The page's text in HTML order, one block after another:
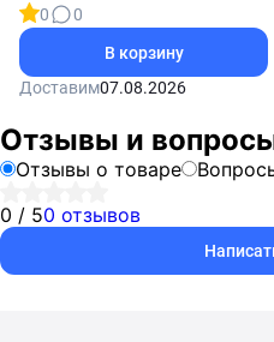
0
0
В корзину
Доставим07.08.2026
Отзывы и
Отзывы о товаре
0 / 50 отзывов